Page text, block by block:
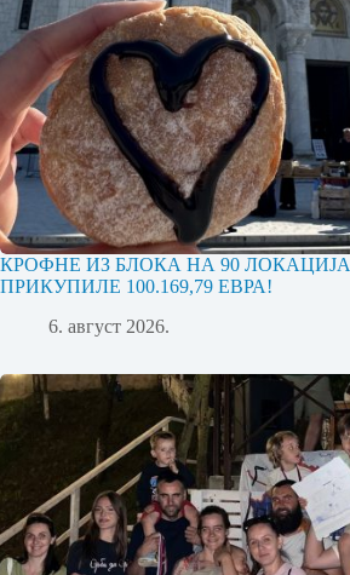
КРОФНЕ ИЗ БЛОКА НА 90 ЛОКАЦИЈА
ПРИКУПИЛЕ 100.169,79 ЕВРА!
6. август 2026.